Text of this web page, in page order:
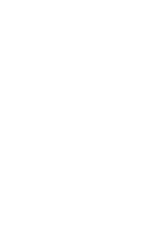
De uitspraken van de
van de Kerk met
beroep op het
waarmee de mens
vrijheid met het oog op
.
nauwe poort; want de
ondergang voert, is
die hem inslaan. Hoe